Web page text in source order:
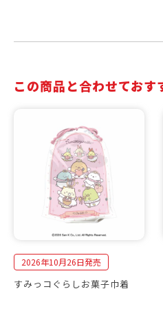
この商品と合わせておす
2026年10月26日発売
すみっコぐらしお菓子巾着